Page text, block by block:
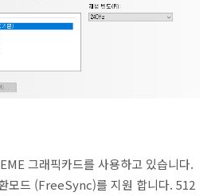
그래픽카드를 사용하고 있습니다.
모드 (FreeSync)를 지원 합니다. 512